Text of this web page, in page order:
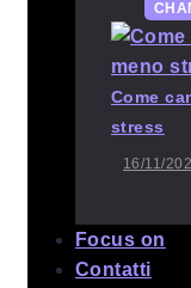
Come
stress
16/11/
Focus on
Contatti